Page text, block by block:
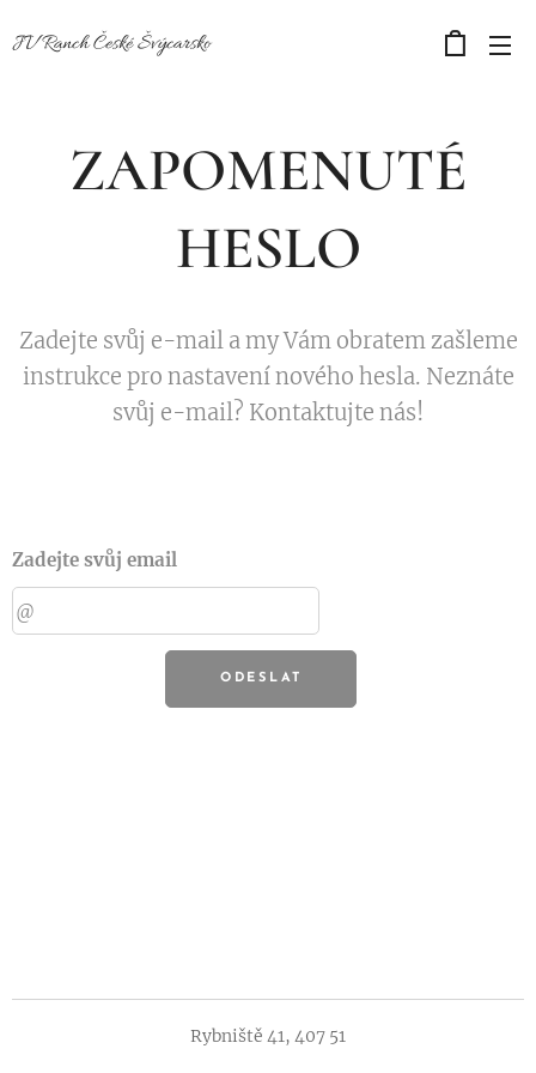
JV Ranch České Švýcarsko
ZAPOMENUTÉ
HESLO
Zadejte svůj e-mail a my Vám obratem zašleme
instrukce pro nastavení nového hesla. Neznáte
svůj e-mail? Kontaktujte nás!
Zadejte svůj email
ODESLAT
Rybniště 41, 407 51